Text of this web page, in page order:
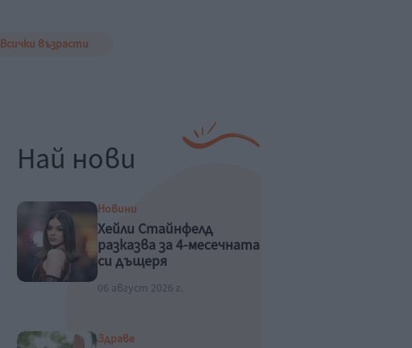
Всички възрасти
Най нови
Новини
Хейли Стайнфелд
разказва за 4-месечната
си дъщеря
06 август 2026 г.
Здраве